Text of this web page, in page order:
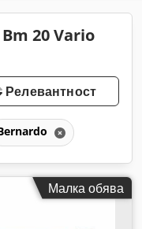
20 Vario
Релевантност
Малка обява